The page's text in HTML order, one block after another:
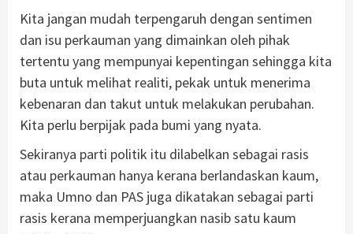
Kita jangan mudah terpengaruh dengan sentimen
dan isu perkauman yang dimainkan oleh pihak
tertentu yang mempunyai kepentingan sehingga kita
buta untuk melihat realiti, pekak untuk menerima
kebenaran dan takut untuk melakukan perubahan.
Kita perlu berpijak pada bumi yang nyata.
Sekiranya parti politik itu dilabelkan sebagai rasis
atau perkauman hanya kerana berlandaskan kaum,
maka Umno dan PAS juga dikatakan sebagai parti
rasis kerana memperjuangkan nasib satu kaum